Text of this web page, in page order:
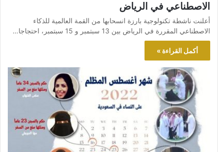
الاصطناعي في الرياض
أعلنت ناشطة تكنولوجية بارزة انسحابها من القمة العالمية للذكاء
الاصطناعي المقررة في الرياض بين 13 سبتمبر و 15 سبتمبر، احتجاجا…
أكمل القراءة »